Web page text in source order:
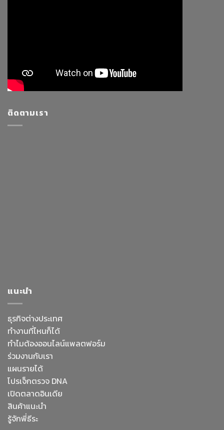
ติดตามเรา
แนะนำ
ธุรกิจต่างประเทศ
ทำงานที่ไหนก็ได้
ทำไมต้องออนไลน์แพลตฟอร์ม
ร่วมงานกับเรา
แผนรายได้
โปรเจ็กตรวจ DNA
เปิดตลาดอินเดีย
สินค้าแนะนำ
รู้จักพี่ธีระ